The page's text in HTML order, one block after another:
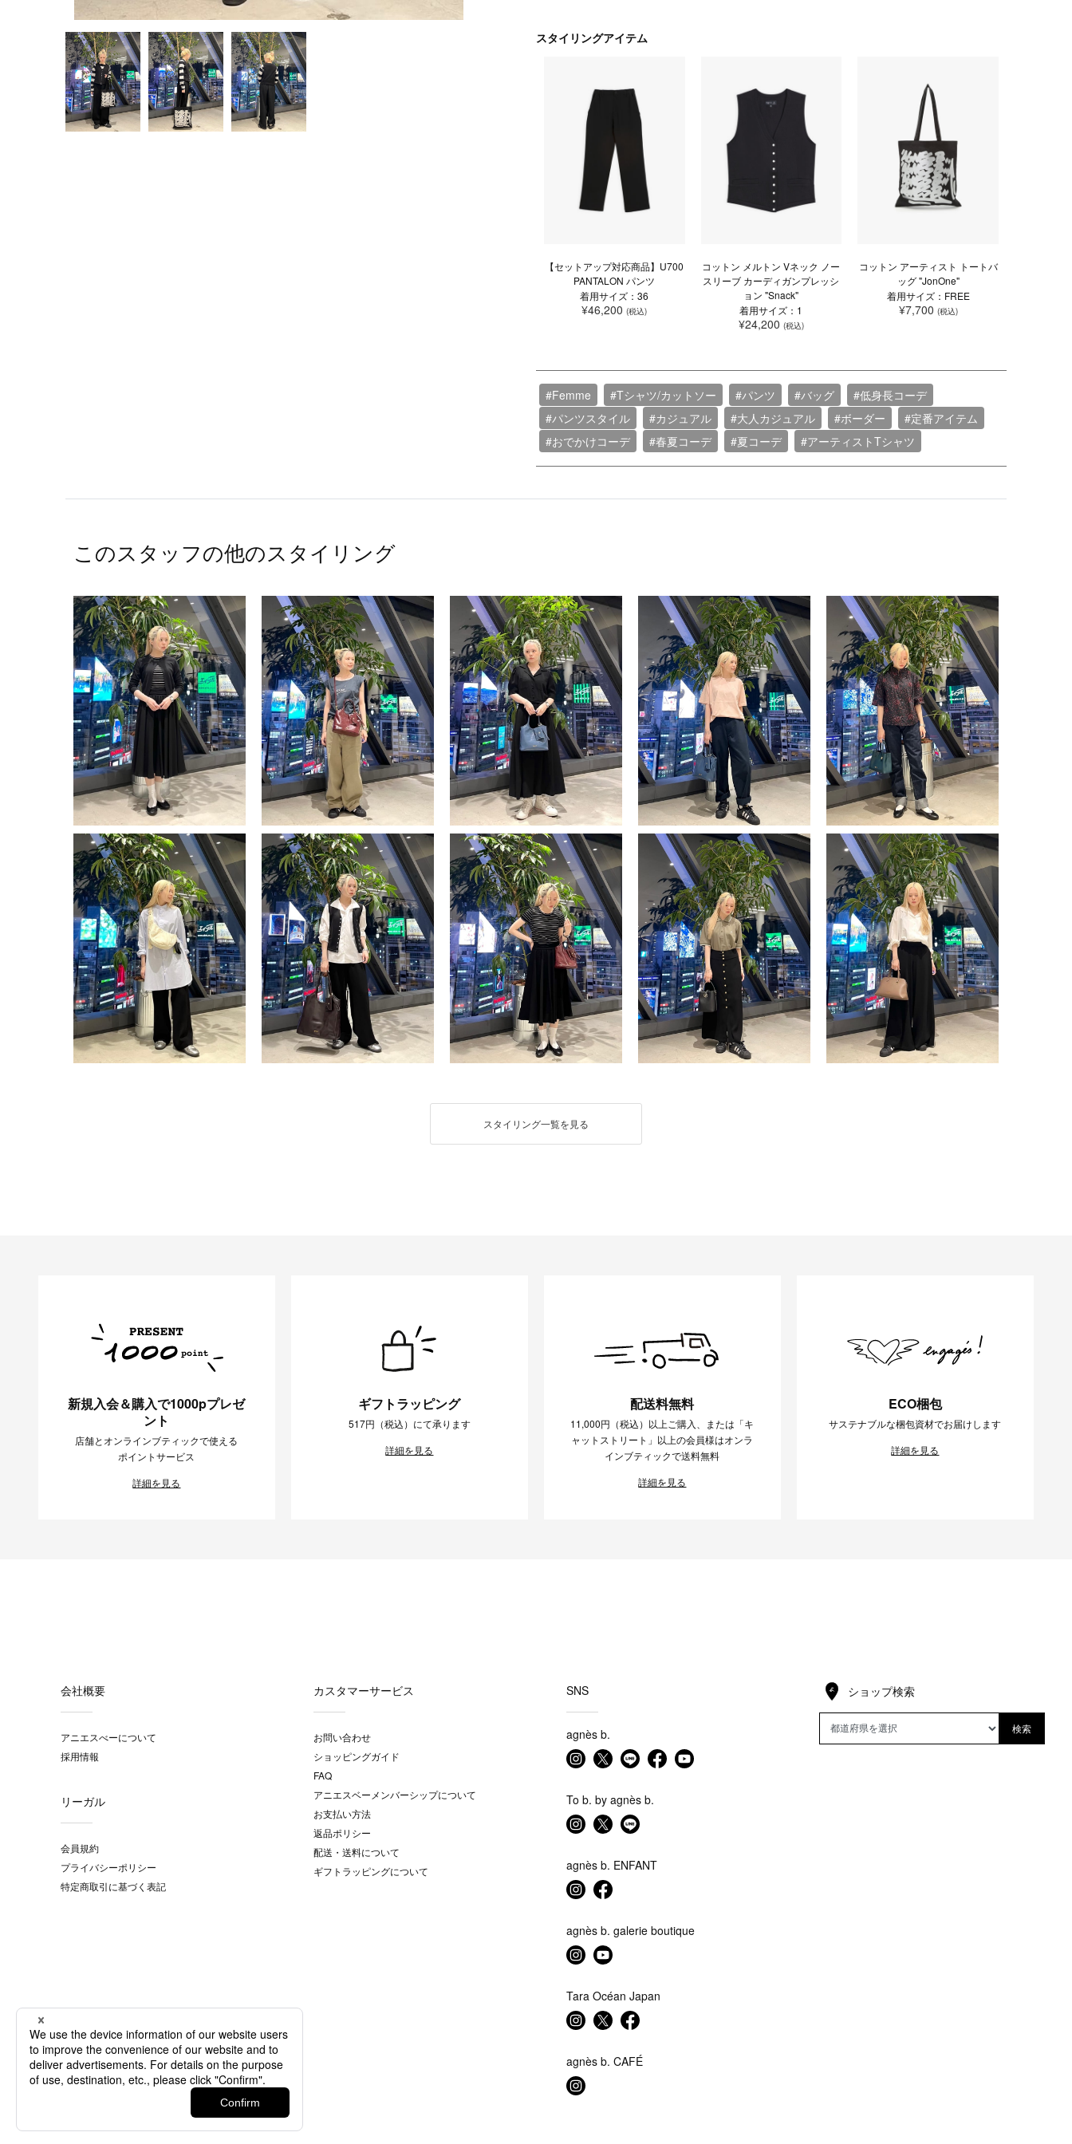
スタイリングアイテム
【セットアップ対応商品】U700
PANTALON パンツ
着用サイズ：36
¥46,200(税込)
コットン メルトン Vネック ノー
スリーブ カーディガンプレッシ
ョン "Snack"
着用サイズ：1
¥24,200 (税込)
コットン アーティスト トートバ
ッグ "JonOne"
着用サイズ：FREE
¥7,700 (税込)
#Femme #Tシャツ/カットソー #パンツ #バッグ
#低身長コーデ
#パンツスタイル
#カジュアル #大人カジュアル #ボーダー
#定番アイテム
#おでかけコーデ
#春夏コーデ #夏コーデ #アーティストTシャツ
このスタッフの他のスタイリング
スタイリング一覧を見る
新規入会＆購入で1000pプレゼ
ント
店舗とオンラインブティックで使える
ポイントサービス
詳細を見る
ギフトラッピング
517円（税込）にて承ります
詳細を見る
配送料無料
11,000円（税込）以上ご購入、または「キ
ャットストリート」以上の会員様はオンラ
インブティックで送料無料
詳細を見る
ECO梱包
サステナブルな梱包資材でお届けします
詳細を見る
会社概要
アニエスべーについて
採用情報
リーガル
会員規約
プライバシーポリシー
特定商取引に基づく表記
カスタマーサービス
お問い合わせ
ショッピングガイド
FAQ
アニエスベーメンバーシップについて
お支払い方法
返品ポリシー
配送・送料について
ギフトラッピングについて
SNS
agnès b.
To b. by agnès b.
agnès b. ENFANT
agnès b. galerie boutique
Tara Océan Japan
agnès b. CAFÉ
ショップ検索
検索